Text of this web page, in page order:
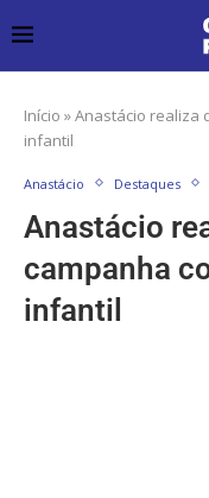
Início »Anastácio realiza
infantil
Anastácio Destaques
Anastácio
campanha
infantil